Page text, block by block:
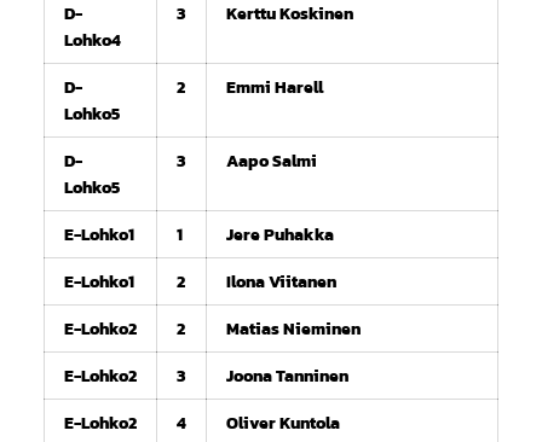
D-
Lohko4
3 Kerttu Koskinen
D-
Lohko5
2 Emmi Harell
D-
Lohko5
3 Aapo Salmi
E-Lohko1 1
Jere Puhakka
E-Lohko1
2
Ilona Viitanen
E-Lohko2
2
Matias Nieminen
E-Lohko2
3
Joona Tanninen
E-Lohko2
4
Oliver Kuntola